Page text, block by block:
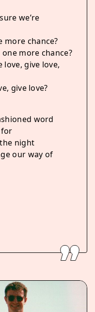
we’re
more chance?
more chance?
love, give love,
give love?
word
for
night
our way of